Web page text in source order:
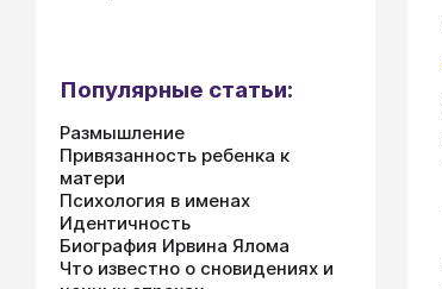
Популярные статьи:
Размышление
Привязанность ребенка к
матери
Психология в именах
Идентичность
Биография Ирвина Ялома
Что известно о сновидениях и